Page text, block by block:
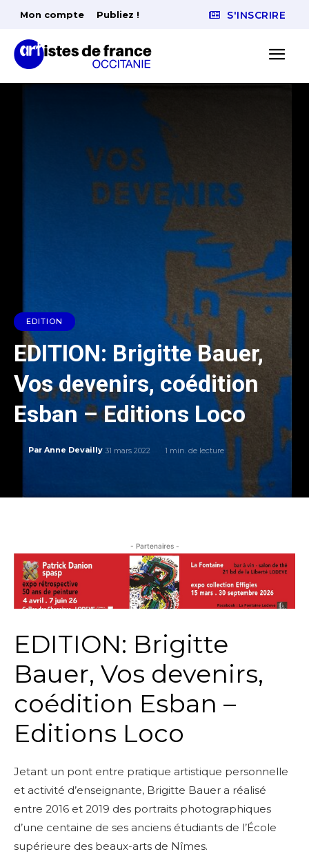
Mon compte Publiez ! S'INSCRIRE
EDITION
EDITION: Brigitte Bauer,
Vos devenirs, coédition
Esban – Editions Loco
Par Anne Devailly 31 mars 2022 1 min. de lecture
- Partenaires -
EDITION: Brigitte
Bauer, Vos devenirs,
coédition Esban –
Editions Loco
Jetant un pont entre pratique artistique personnelle
et activité d’enseignante, Brigitte Bauer a réalisé
entre 2016 et 2019 des portraits photographiques
d’une centaine de ses anciens étudiants de l’École
supérieure des beaux-arts de Nîmes.